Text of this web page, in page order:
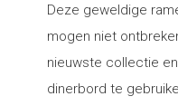
Deze geweldige
mogen niet
nieuwste collectie
dinerbord te